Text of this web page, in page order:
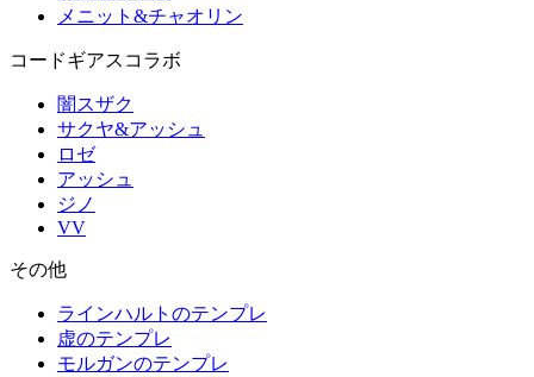
メニット&チャオリン
コードギアスコラボ
闇スザク
サクヤ&アッシュ
ロゼ
アッシュ
ジノ
VV
その他
ラインハルトのテンプレ
虚のテンプレ
モルガンのテンプレ